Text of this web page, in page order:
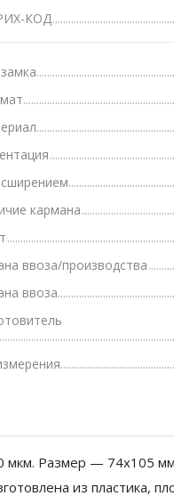
миллиметровая,
и дизайнерских
учета
копирка
КОД
кармана
ввоза/производства
ввоза
мкм. Размер — 74х105
из пластика,